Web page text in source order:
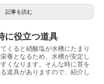
記事を読む
に役立つ道具
くると硝酸塩が水槽にたまり
養となるため、水槽が安定し
くなります。そんな時に苔を
道具がありますので、紹介し